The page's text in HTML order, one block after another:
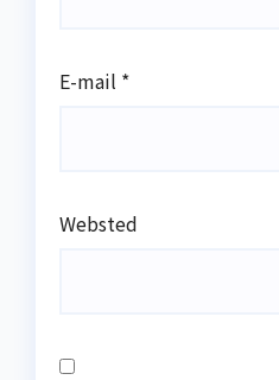
E-mail *
Websted